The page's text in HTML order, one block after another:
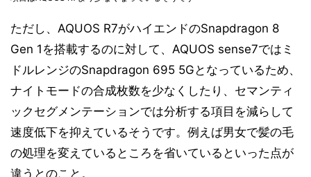
ただし、AQUOS R7がハイエンドのSnapdragon 8
Gen 1を搭載するのに対して、AQUOS sense7ではミ
ドルレンジのSnapdragon 695 5Gとなっているため、
ナイトモードの合成枚数を少なくしたり、セマンティ
ックセグメンテーションでは分析する項目を減らして
速度低下を抑えているそうです。例えば男女で髪の毛
の処理を変えているところを省いているといった点が
違うとのこと。